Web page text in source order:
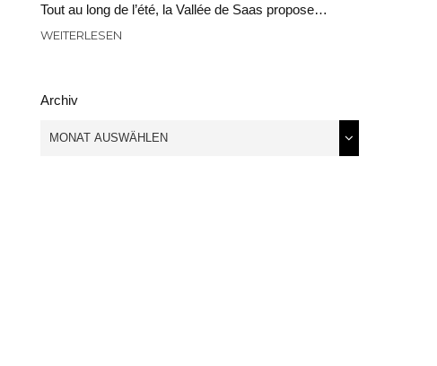
Tout au long de l’été, la Vallée de Saas propose…
WEITERLESEN
Archiv